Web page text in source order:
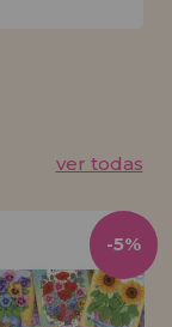
ver todas
-5%